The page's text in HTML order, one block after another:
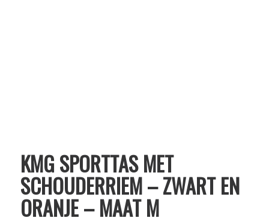
KMG SPORTTAS MET
SCHOUDERRIEM – ZWART EN
ORANJE – MAAT M